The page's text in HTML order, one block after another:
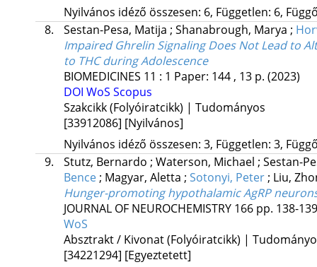
Nyilvános idéző összesen: 6, Független: 6,
8.
Sestan-Pesa, Matija ; Shanabrough, Marya ;
Impaired Ghrelin Signaling Does Not Lead to
to THC during Adolescence
BIOMEDICINES 11 : 1 Paper: 144 , 13 p. (2023)
DOI WoS Scopus
Szakcikk (Folyóiratcikk) | Tudományos
[33912086] [Nyilvános]
Nyilvános idéző összesen: 3, Független: 3,
9.
Stutz, Bernardo ; Waterson, Michael ; Sestan-
Bence; Magyar, Aletta ; Sotonyi, Peter; Liu,
Hunger-promoting hypothalamic AgRP
JOURNAL OF NEUROCHEMISTRY 166 pp. 138-
WoS
Absztrakt / Kivonat (Folyóiratcikk) |
[34221294] [Egyeztetett]